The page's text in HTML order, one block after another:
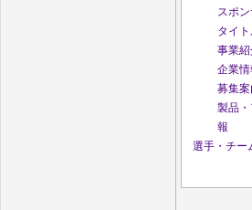
スポ
タイ
事業
企業情
募集案
製品
報
選手・チー